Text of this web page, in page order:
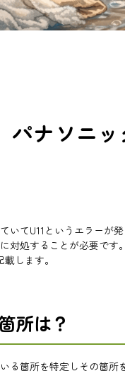
パナソニ
いてU11というエラー
対処することが必要です。
します。
所は？
る箇所を特定しその箇所